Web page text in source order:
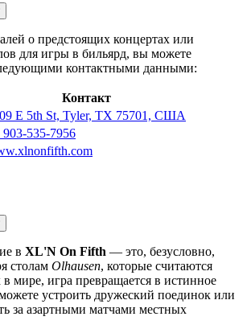
о предстоящих концертах или
для игры в бильярд, вы можете
контактными данными:
Контакт
E 5th St, Tyler, TX 75701, США
903-535-7956
в XL'N On Fifth — это, безусловно,
столам Olhausen, которые считаются
мире, игра превращается в истинное
устроить дружеский поединок или
за азартными матчами местных